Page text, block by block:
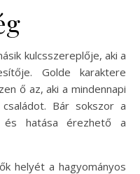
kulcsszereplője, aki a
Golde karaktere
ő az, aki a mindennapi
Bár sokszor a
hatása érezhető a
helyét a hagyományos